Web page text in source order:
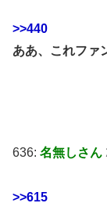
>>440
ああ、これファ
636: 名無しさん
>>615